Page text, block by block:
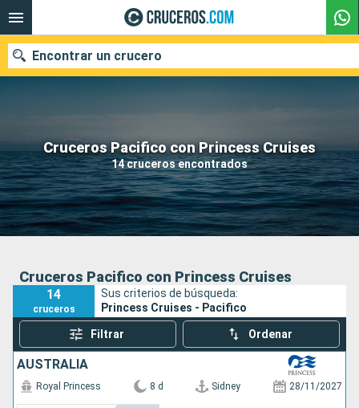
Cruceros Pacifico con Princess Cruises
14 cruceros encontrados
Encontrar un crucero
Nuestros destinos
Fecha de salida
Puertos Compañías
Cruceros Pacifico con Princess Cruises
14
cruceros
Sus criterios de búsqueda:
Princess Cruises - Pacifico
Filtrar Ordenar
AUSTRALIA
Royal Princess 8 d Sidney 28/11/2027